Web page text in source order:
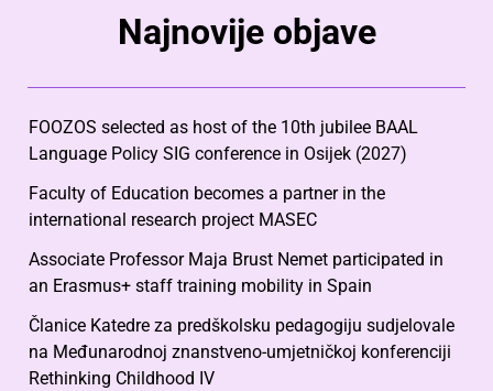
Najnovije objave
FOOZOS selected as host of the 10th jubilee BAAL
Language Policy SIG conference in Osijek (2027)
Faculty of Education becomes a partner in the
international research project MASEC
Associate Professor Maja Brust Nemet participated in
an Erasmus+ staff training mobility in Spain
Članice Katedre za predškolsku pedagogiju sudjelovale
na Međunarodnoj znanstveno-umjetničkoj konferenciji
Rethinking Childhood IV